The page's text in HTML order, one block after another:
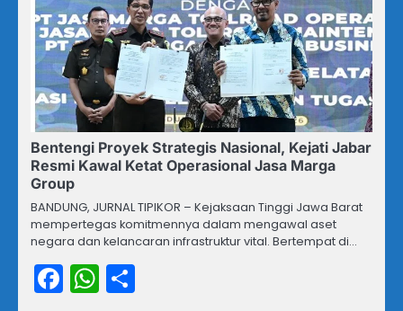
Bentengi Proyek Strategis Nasional, Kejati Jabar
Resmi Kawal Ketat Operasional Jasa Marga
Group
BANDUNG, JURNAL TIPIKOR – Kejaksaan Tinggi Jawa Barat
mempertegas komitmennya dalam mengawal aset
negara dan kelancaran infrastruktur vital. Bertempat di…
Facebook
WhatsApp